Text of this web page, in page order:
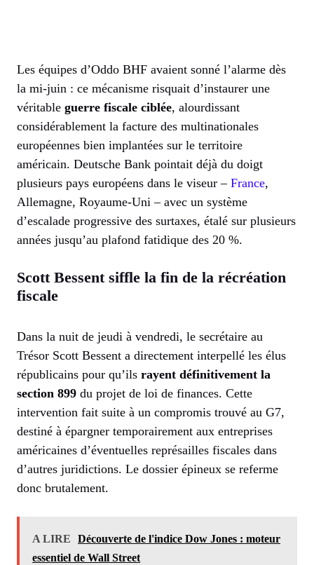
Les équipes d’Oddo BHF avaient sonné l’alarme dès
la mi-juin : ce mécanisme risquait d’instaurer une
véritable guerre fiscale ciblée, alourdissant
considérablement la facture des multinationales
européennes bien implantées sur le territoire
américain. Deutsche Bank pointait déjà du doigt
plusieurs pays européens dans le viseur – France,
Allemagne, Royaume-Uni – avec un système
d’escalade progressive des surtaxes, étalé sur plusieurs
années jusqu’au plafond fatidique des 20 %.
Scott Bessent siffle la fin de la récréation
fiscale
Dans la nuit de jeudi à vendredi, le secrétaire au
Trésor Scott Bessent a directement interpellé les élus
républicains pour qu’ils rayent définitivement la
section 899 du projet de loi de finances. Cette
intervention fait suite à un compromis trouvé au G7,
destiné à épargner temporairement aux entreprises
américaines d’éventuelles représailles fiscales dans
d’autres juridictions. Le dossier épineux se referme
donc brutalement.
A LIRE
Découverte de l'indice Dow Jones : moteur
essentiel de Wall Street